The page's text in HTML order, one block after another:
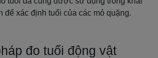
để xác định tuổi của các mỏ quặng.
đo tuổi động vật